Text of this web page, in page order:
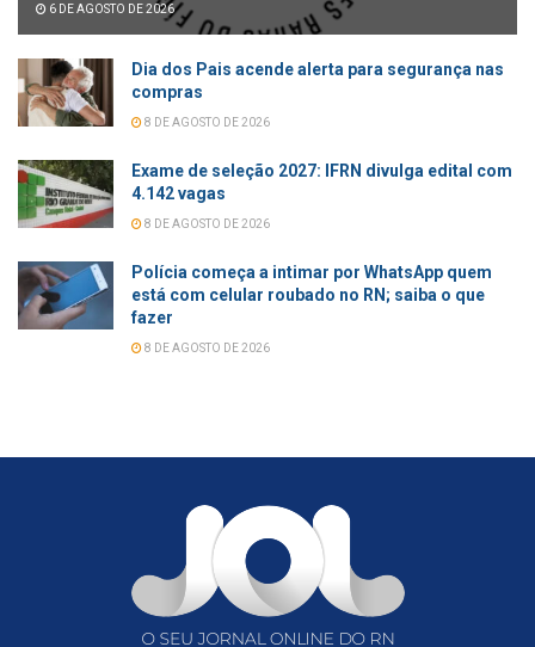
6 DE AGOSTO DE 2026
Dia dos Pais acende alerta para segurança nas
compras
8 DE AGOSTO DE 2026
Exame de seleção 2027: IFRN divulga edital com
4.142 vagas
8 DE AGOSTO DE 2026
Polícia começa a intimar por WhatsApp quem
está com celular roubado no RN; saiba o que
fazer
8 DE AGOSTO DE 2026